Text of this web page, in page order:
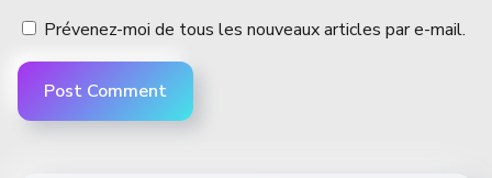
Prévenez-moi de tous les nouveaux articles par e-mail.